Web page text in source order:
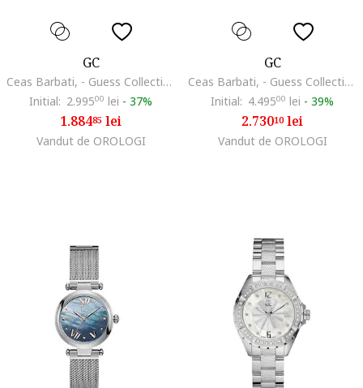
GC
Ceas Barbati, - Guess Collection, SportRacer 456390056, Albastru
Initial: 2.99500 lei - 37%
1.88485 lei
Vandut de OROLOGI
GC
Ceas Barbati, - Guess Collection, GC-3 385438008, Maro
Initial: 4.49500 lei - 39%
2.73010lei
Vandut de OROLOGI